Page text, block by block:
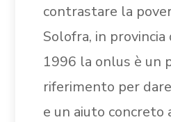
contrastare la
Solofra, in
1996 la onlus è un
riferimento per
e un aiuto concreto